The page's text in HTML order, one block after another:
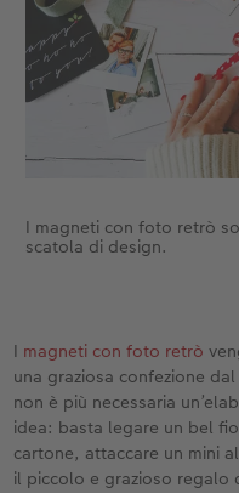
I magneti con foto retrò
scatola di design.
I magneti con foto retrò
una graziosa confezione
non è più necessaria
idea: basta legare un bel
cartone, attaccare un mini
il piccolo e grazioso regalo